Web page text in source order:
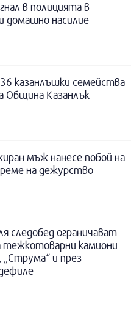
в полицията в
домашно насилие
казанлъшки семейства
Община Казанлък
мъж нанесе побой на
на дежурство
следобед ограничават
камиони
„Струма“ и през